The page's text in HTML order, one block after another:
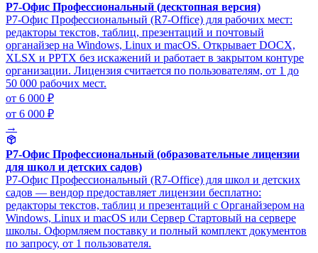
Р7-Офис Профессиональный (десктопная версия)
Р7-Офис Профессиональный (R7-Office) для рабочих мест:
редакторы текстов, таблиц, презентаций и почтовый
органайзер на Windows, Linux и macOS. Открывает DOCX,
XLSX и PPTX без искажений и работает в закрытом контуре
организации. Лицензия считается по пользователям, от 1 до
50 000 рабочих мест.
от 6 000 ₽
от 6 000 ₽
→
Р7-Офис Профессиональный (образовательные лицензии
для школ и детских садов)
Р7-Офис Профессиональный (R7-Office) для школ и детских
садов — вендор предоставляет лицензии бесплатно:
редакторы текстов, таблиц и презентаций с Органайзером на
Windows, Linux и macOS или Сервер Стартовый на сервере
школы. Оформляем поставку и полный комплект документов
по запросу, от 1 пользователя.